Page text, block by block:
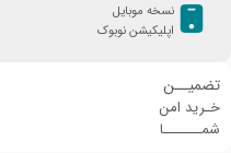
نسخه موبایل
اپلیکیشن نوبوک
تضمیــن
خـرید امن
شمـــــــا